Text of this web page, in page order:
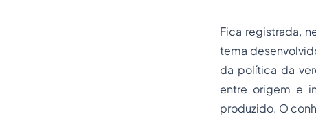
Fica registrada,
tema
da política da
entre origem e
produzido. O